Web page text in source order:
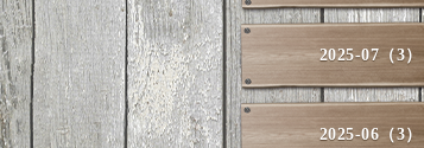
2025-07（3）
2025-06（3）